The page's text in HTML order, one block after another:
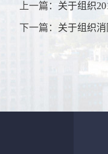
上一篇： 关于组织
下一篇： 关于组织